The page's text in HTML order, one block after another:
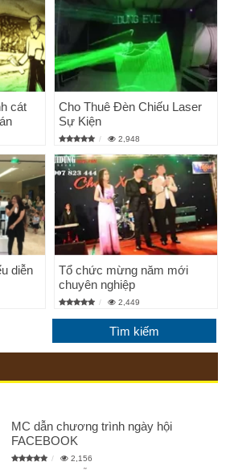
cát
Cho Thuê Đèn Chiếu Laser
Sự Kiện
2,948
diễn
Tổ chức mừng năm mới
chuyên nghiệp
2,449
MC dẫn chương trình ngày hội
FACEBOOK
2,156